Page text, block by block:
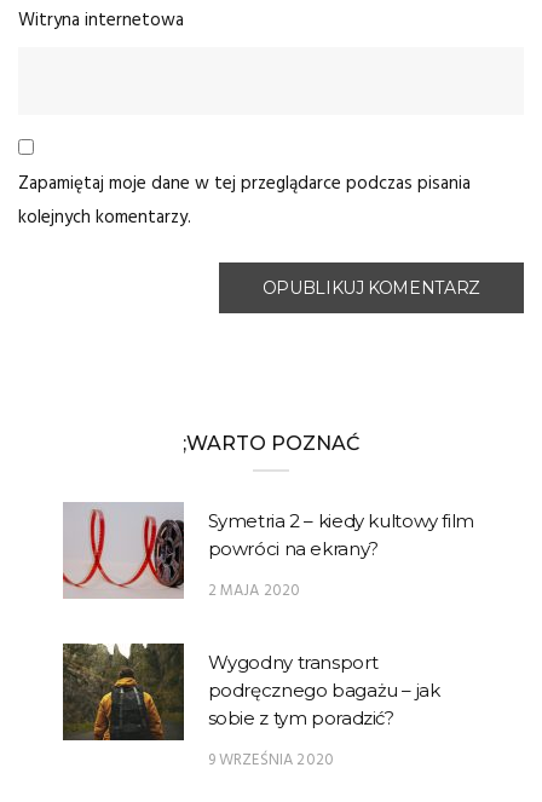
Witryna internetowa
Zapamiętaj moje dane w tej przeglądarce podczas pisania
kolejnych komentarzy.
;WARTO POZNAĆ
Symetria 2 – kiedy kultowy film
powróci na ekrany?
2 MAJA 2020
Wygodny transport
podręcznego bagażu – jak
sobie z tym poradzić?
9 WRZEŚNIA 2020